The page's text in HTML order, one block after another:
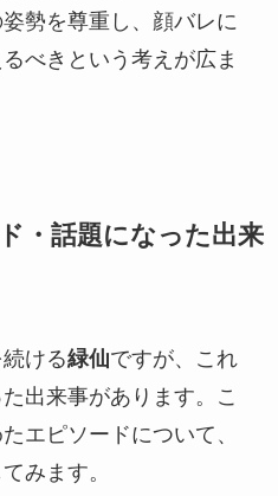
勢を尊重し、顔バレに
べきという考えが広ま
・話題になった出来
ける緑仙ですが、これ
出来事があります。こ
エピソードについて、
みます。